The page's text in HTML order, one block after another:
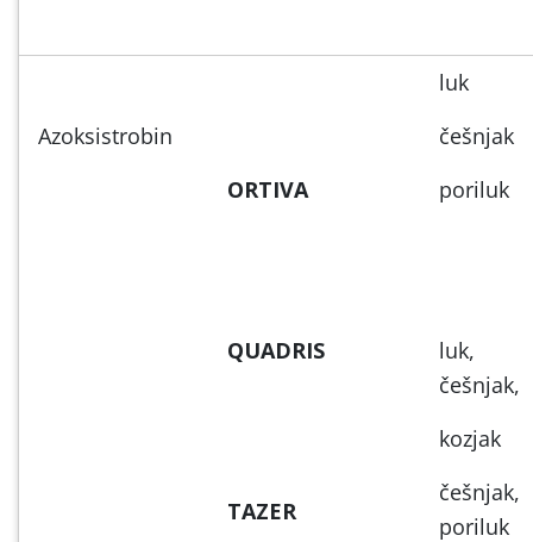
Azoksistrobin
ORTIVA
QUADRIS
TAZER
luk
češnjak
poriluk
luk,
češnjak,
kozjak
češnjak,
poriluk